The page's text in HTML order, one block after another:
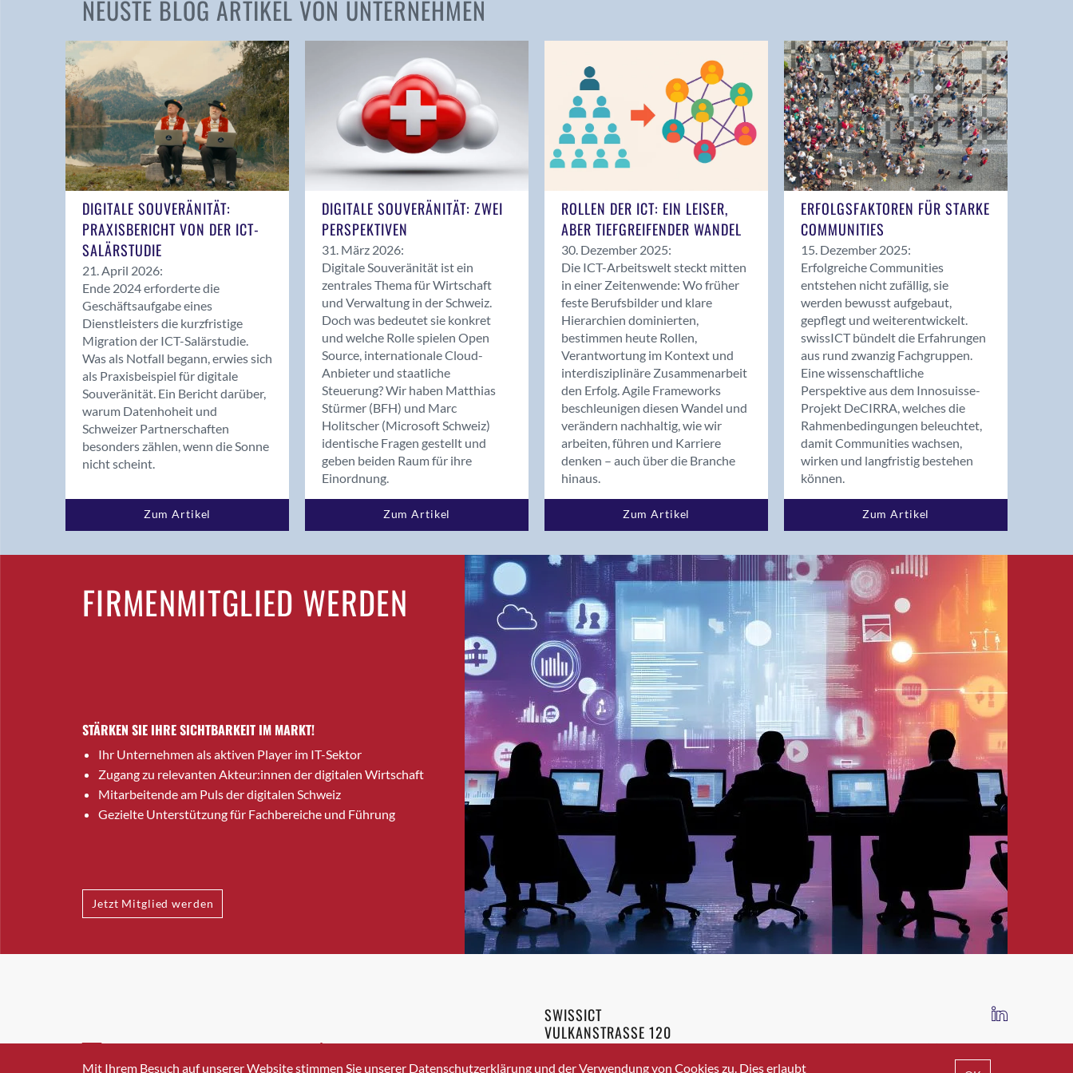
Andelfingen
Balsthal
Balzers
Bassersdorf
Benken (SG)
Bergdietikon
Bern - Liebefeld
Birsfelden
Bolligen
Bonaduz
Bonstetten
Bottighofen
Bremgarten bei Bern
Brig-Glis
Bronschhofen
Brugg
Brugg AG
Burgdorf
Bäretswil
Bülach
Cazis
Crissier
Davos Platz
NEUSTE BLOG ARTIKEL VON UNTERNEHMEN
DIGITALE SOUVERÄNITÄT:
PRAXISBERICHT VON DER ICT-
SALÄRSTUDIE
21. April 2026:
Ende 2024 erforderte die
Geschäftsaufgabe eines
Dienstleisters die kurzfristige
Migration der ICT-Salärstudie.
Was als Notfall begann, erwies sich
als Praxisbeispiel für digitale
Souveränität. Ein Bericht darüber,
warum Datenhoheit und
Schweizer Partnerschaften
besonders zählen, wenn die Sonne
nicht scheint.
Zum Artikel
DIGITALE SOUVERÄNITÄT: ZWEI
PERSPEKTIVEN
31. März 2026:
Digitale Souveränität ist ein
zentrales Thema für Wirtschaft
und Verwaltung in der Schweiz.
Doch was bedeutet sie konkret
und welche Rolle spielen Open
Source, internationale Cloud-
Anbieter und staatliche
Steuerung? Wir haben Matthias
Stürmer (BFH) und Marc
Holitscher (Microsoft Schweiz)
identische Fragen gestellt und
geben beiden Raum für ihre
Einordnung.
Zum Artikel
ROLLEN DER ICT: EIN LEISER,
ABER TIEFGREIFENDER WANDEL
30. Dezember 2025:
Die ICT-Arbeitswelt steckt mitten
in einer Zeitenwende: Wo früher
feste Berufsbilder und klare
Hierarchien dominierten,
bestimmen heute Rollen,
Verantwortung im Kontext und
interdisziplinäre Zusammenarbeit
den Erfolg. Agile Frameworks
beschleunigen diesen Wandel und
verändern nachhaltig, wie wir
arbeiten, führen und Karriere
denken – auch über die Branche
hinaus.
Zum Artikel
ERFOLGSFAKTOREN FÜR STARKE
COMMUNITIES
15. Dezember 2025:
Erfolgreiche Communities
entstehen nicht zufällig, sie
werden bewusst aufgebaut,
gepflegt und weiterentwickelt.
swissICT bündelt die Erfahrungen
aus rund zwanzig Fachgruppen.
Eine wissenschaftliche
Perspektive aus dem Innosuisse-
Projekt DeCIRRA, welches die
Rahmenbedingungen beleuchtet,
damit Communities wachsen,
wirken und langfristig bestehen
können.
Zum Artikel
FIRMENMITGLIED WERDEN
STÄRKEN SIE IHRE SICHTBARKEIT IM MARKT!
Ihr Unternehmen als aktiven Player im IT-Sektor
Zugang zu relevanten Akteur:innen der digitalen Wirtschaft
Mitarbeitende am Puls der digitalen Schweiz
Gezielte Unterstützung für Fachbereiche und Führung
Jetzt Mitglied werden
INFO@SWISSICT.CH +41 43 336 40 20
SWISSICT
VULKANSTRASSE 120
8048 ZURICH
IMPRESSUM DATENSCHUTZ AGB
Mit Ihrem Besuch auf unserer Website stimmen Sie unserer Datenschutzerklärung und der Verwendung von Cookies zu. Dies erlaubt